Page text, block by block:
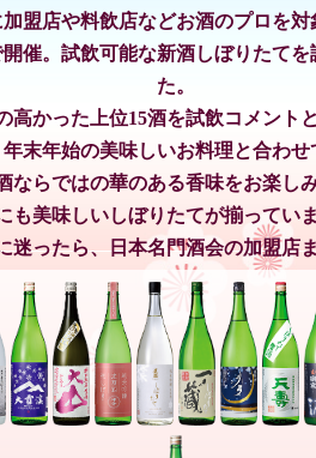
加盟店や料飲店などお酒のプロを
催。試飲可能な新酒しぼりたて
た。
高かった上位15酒を試飲コメント
年末年始の美味しいお料理と合わせ
ならではの華のある香味をお楽し
も美味しいしぼりたてが揃ってい
迷ったら、日本名門酒会の加盟店